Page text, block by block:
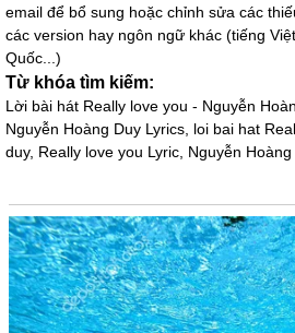
email để bổ sung hoặc chỉnh sửa các
các version hay ngôn ngữ khác (tiếng
Quốc...)
Từ khóa tìm kiếm:
Lời bài hát Really love you - Nguyễn
Nguyễn Hoàng Duy Lyrics, loi bai hat
duy, Really love you Lyric, Nguyễn